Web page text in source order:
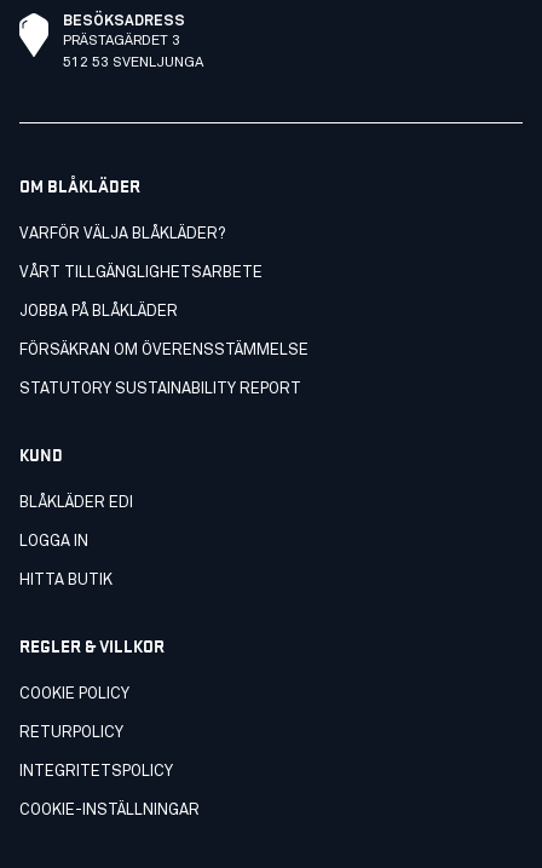
BESÖKSADRESS
PRÄSTAGÄRDET 3
512 53 SVENLJUNGA
OM BLÅKLÄDER
VARFÖR VÄLJA BLÅKLÄDER?
VÅRT TILLGÄNGLIGHETSARBETE
JOBBA PÅ BLÅKLÄDER
FÖRSÄKRAN OM ÖVERENSSTÄMMELSE
STATUTORY SUSTAINABILITY REPORT
KUND
BLÅKLÄDER EDI
LOGGA IN
HITTA BUTIK
REGLER & VILLKOR
COOKIE POLICY
RETURPOLICY
INTEGRITETSPOLICY
COOKIE-INSTÄLLNINGAR